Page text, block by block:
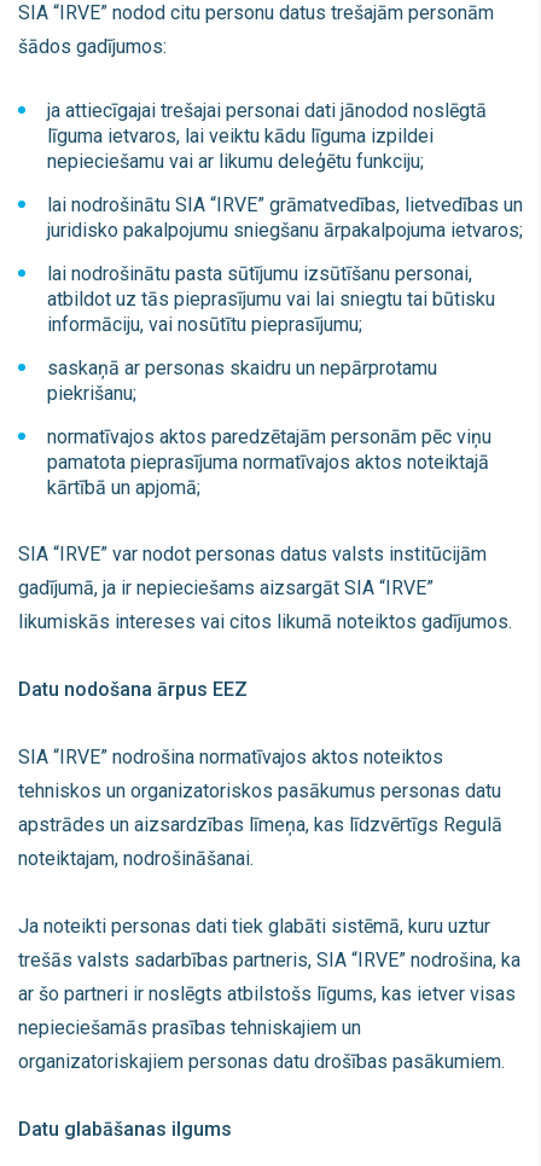
SIA “IRVE” nodod citu personu datus trešajām personām
šādos gadījumos:
ja attiecīgajai trešajai personai dati jānodod noslēgtā
līguma ietvaros, lai veiktu kādu līguma izpildei
nepieciešamu vai ar likumu deleģētu funkciju;
lai nodrošinātu SIA “IRVE” grāmatvedības, lietvedības un
juridisko pakalpojumu sniegšanu ārpakalpojuma ietvaros;
lai nodrošinātu pasta sūtījumu izsūtīšanu personai,
atbildot uz tās pieprasījumu vai lai sniegtu tai būtisku
informāciju, vai nosūtītu pieprasījumu;
saskaņā ar personas skaidru un nepārprotamu
piekrišanu;
normatīvajos aktos paredzētajām personām pēc viņu
pamatota pieprasījuma normatīvajos aktos noteiktajā
kārtībā un apjomā;
SIA “IRVE” var nodot personas datus valsts institūcijām
gadījumā, ja ir nepieciešams aizsargāt SIA “IRVE”
likumiskās intereses vai citos likumā noteiktos gadījumos.
Datu nodošana ārpus EEZ
SIA “IRVE” nodrošina normatīvajos aktos noteiktos
tehniskos un organizatoriskos pasākumus personas datu
apstrādes un aizsardzības līmeņa, kas līdzvērtīgs Regulā
noteiktajam, nodrošināšanai.
Ja noteikti personas dati tiek glabāti sistēmā, kuru uztur
trešās valsts sadarbības partneris, SIA “IRVE” nodrošina, ka
ar šo partneri ir noslēgts atbilstošs līgums, kas ietver visas
nepieciešamās prasības tehniskajiem un
organizatoriskajiem personas datu drošības pasākumiem.
Datu glabāšanas ilgums